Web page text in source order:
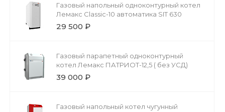
Газовый напольный одноконтурный котел
Лемакс Classic-10 автоматика SIT 630
29 500 ₽
Газовый парапетный одноконтурный
котел Лемакс ПАТРИОТ-12,5 ( без УСД)
39 000 ₽
Газовый напольный котел чугунный